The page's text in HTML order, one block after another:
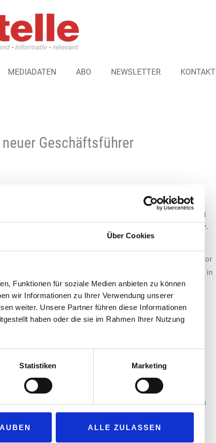
Über Cookies
Funktionen für soziale Medien anbieten zu können
wir Informationen zu Ihrer Verwendung unserer
weiter. Unsere Partner führen diese Informationen
haben oder die sie im Rahmen Ihrer Nutzung
Statistiken Marketing
ALLE ZULASSEN
MEDIADATEN ABO NEWSLETTER KONTAKT
Geschäftsführer
bekommt zum Juni 2026 einen neuen Managing Director:
Andreas Schulz übernimmt die Leitung des Unternehmens und
folgt damit auf Henrik Frøkjær, der innerhalb der „Lantmännen“-
Schulz bringt langjährige Erfahrung im Backwarenmarkt mit. Vor
seinem Eintritt bei „Lantmännen Unibake“ im Jahr 2025 war er in
verschiedenen Vertriebsfunktionen bei „Vandemoortele“,
„Aryzta“ und „CSM“ tätig. Zuletzt verantwortete er als Sales
Director DACH die kommerzielle Strategie von „Lantmännen
Unibake“ im deutschsprachigen Raum und trieb die
‚Lantmännen Unibake Germany‘ in die nächste
unseres Portfolios mit hochwertigen Backwaren, dem
Sweets‘-Konzepte in Deutschland. ‚Lantmännen
weiter voran.“